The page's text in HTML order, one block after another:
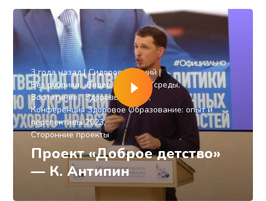
3 года назад
Сидоров Евгений
Без рубрики
Видео
Влияние среды
Воспитание
Здоровье детей
Конференция Здоровое Образование: опыт и
перспективы 2023
Сторонние проекты
Проект «Доброе детство»
— К. Антипин